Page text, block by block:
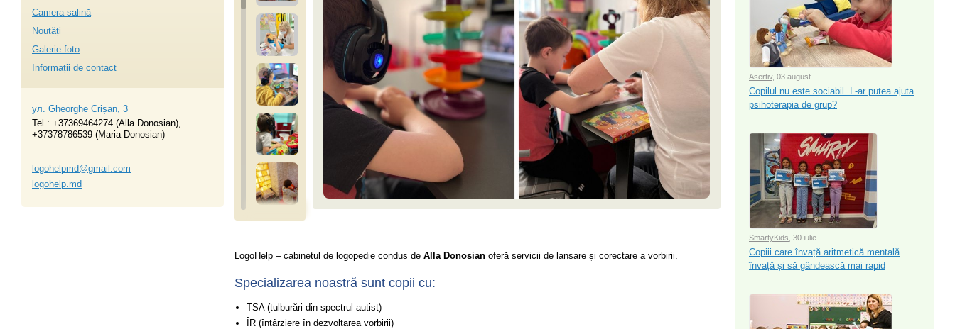
Camera salină
Noutăți
Galerie foto
Informații de contact
ул. Gheorghe Crișan, 3
Tel.: +37369464274 (Alla Donosian),
+37378786539 (Maria Donosian)
logohelpmd@gmail.com
logohelp.md
LogoHelp – cabinetul de logopedie condus de Alla Donosian oferă servicii de lansare și corectare a vorbirii.
Specializarea noastră sunt copii cu:
TSA (tulburări din spectrul autist)
ÎR (întârziere în dezvoltarea vorbirii)
Asertiv, 03 august
Copilul nu este sociabil. L-ar putea ajuta
psihoterapia de grup?
SmartyKids , 30 iulie
Copiii care învață aritmetică mentală
învață și să gândească mai rapid